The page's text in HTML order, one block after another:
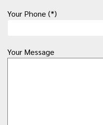
Your Phone (*)
Your Message